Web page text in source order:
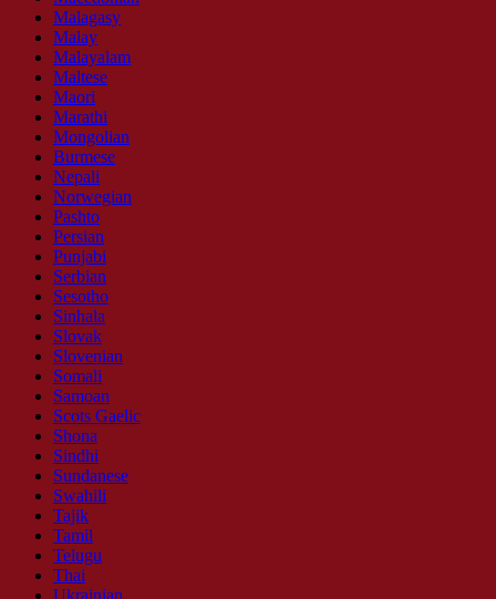
Malagasy
Malay
Malayalam
Maltese
Maori
Marathi
Mongolian
Burmese
Nepali
Norwegian
Pashto
Persian
Punjabi
Serbian
Sesotho
Sinhala
Slovak
Slovenian
Somali
Samoan
Scots Gaelic
Shona
Sindhi
Sundanese
Swahili
Tajik
Tamil
Telugu
Thai
Ukrainian